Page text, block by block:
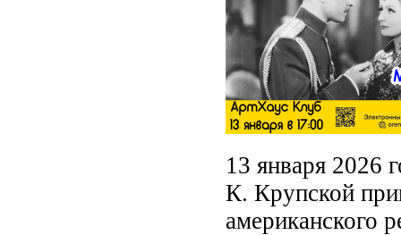
13 января 2026
К. Крупской
американского